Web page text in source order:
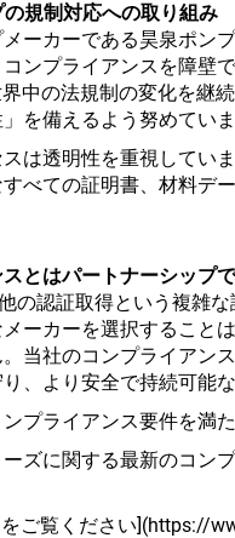
規制対応への取り組み
ーカーである昊泉ポン
ンプライアンスを障壁
中の法規制の変化を継
を備えるよう努めていま
は透明性を重視してい
べての証明書、材料デ
とはパートナーシップ
の認証取得という複雑
ーカーを選択すること
当社のコンプライアン
、より安全で持続可能
プライアンス要件を満
ズに関する最新のコン
ご覧ください](https://